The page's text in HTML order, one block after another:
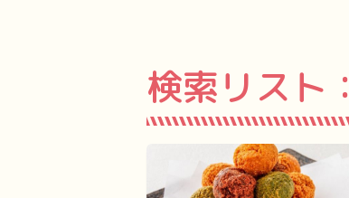
検索リスト：